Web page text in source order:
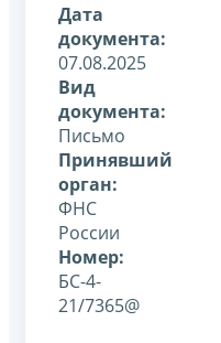
Дата
документа:
07.08.2025
Вид
документа:
Письмо
Принявший
орган:
ФНС
России
Номер:
БС-4-
21/7365@